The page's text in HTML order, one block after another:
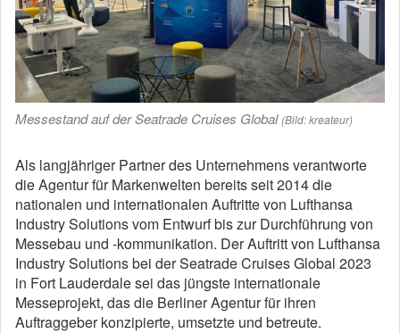
Messestand auf der Seatrade Cruises Global (Bild: kreateur)
Als langjähriger Partner des Unternehmens verantworte
die Agentur für Markenwelten bereits seit 2014 die
nationalen und internationalen Auftritte von Lufthansa
Industry Solutions vom Entwurf bis zur Durchführung von
Messebau und -kommunikation. Der Auftritt von Lufthansa
Industry Solutions bei der Seatrade Cruises Global 2023
in Fort Lauderdale sei das jüngste internationale
Messeprojekt, das die Berliner Agentur für ihren
Auftraggeber konzipierte, umsetzte und betreute.